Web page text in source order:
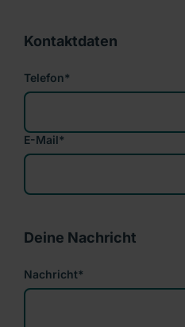
Kontaktdaten
Telefon*
E-Mail*
Deine Nachricht
Nachricht*